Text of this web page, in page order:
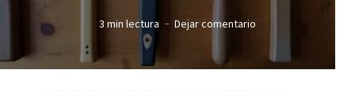
3 min lectura Dejar comentario